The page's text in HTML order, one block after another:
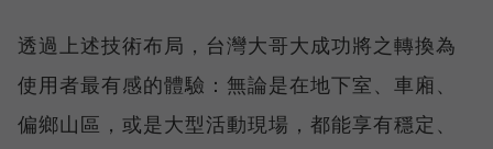
透過上述技術布局，台灣大哥大成功將之轉換為
使用者最有感的體驗：無論是在地下室、車廂、
偏鄉山區，或是大型活動現場，都能享有穩定、